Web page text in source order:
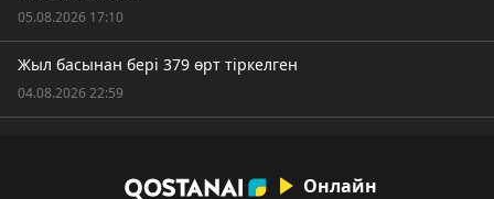
05.08.2026 17:10
Жыл басынан бері 379 өрт тіркелген
04.08.2026 22:59
Онлайн